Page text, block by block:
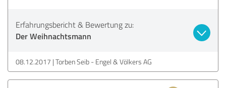
Erfahrungsbericht & Bewertung zu:
Der Weihnachtsmann
08.12.2017 Torben Seib - Engel & Völkers AG